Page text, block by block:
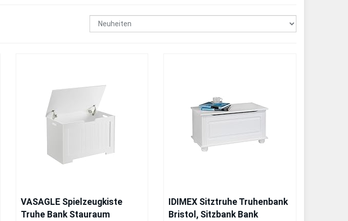
VASAGLE Spielzeugkiste
Truhe Bank Stauraum
IDIMEX Sitztruhe Truhenbank
Bristol, Sitzbank Bank